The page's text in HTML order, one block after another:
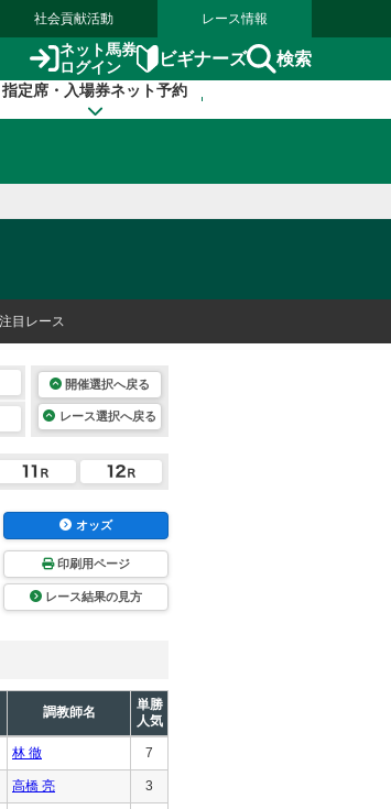
社会貢献活動 レース情報
ネット馬券
ログイン
ビギナーズ 検索
指定席・入場券ネット予約
目レース
開催選択へ戻る
レース選択へ戻る
オッズ
印刷用ページ
レース結果の見方
調教師名
単勝
人気
林 徹 7
高橋 亮 3